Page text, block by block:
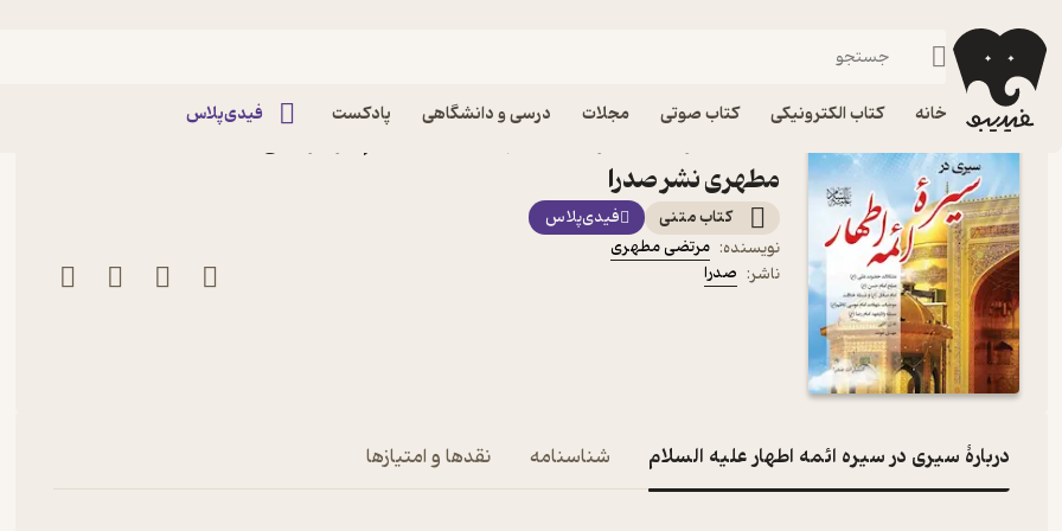
خانه کتاب الکترونیکی کتاب صوتی مجلات درسی و دانشگاهی پادکست فیدی‌پلاس
فیدیبو کتاب الکترونیکی
مطهری نشر صدرا
کتاب متنی
فیدی‌پلاس
نویسنده: مرتضی مطهری
ناشر: صدرا
دربارۀ سیری در سیره ائمه اطهار علیه السلام شناسنامه نقدها و امتیازها